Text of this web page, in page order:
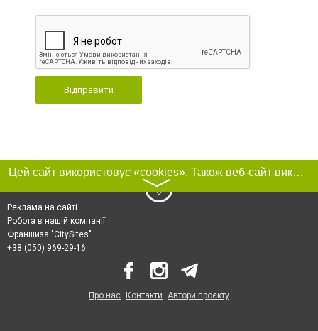
Відправити
Цей сайт використовує «cookies». Також веб-сайт використовує інтернет-сервіс для збору технічних даних стосовно відвідувачів з метою отримання маркетингової та статистичної інформації. Умови обробки даних відвідувачів сайту див.
〉
Реклама на сайті
Робота в нашій компанії
Франшиза "CitySites"
+38 (050) 969-29-16
Про нас Контакти Автори проєкту